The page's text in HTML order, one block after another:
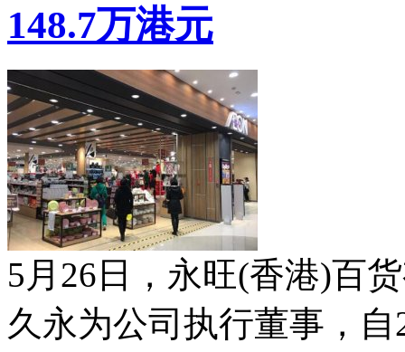
148.7万港元
5月26日，永旺(香港)百
久永为公司执行董事，